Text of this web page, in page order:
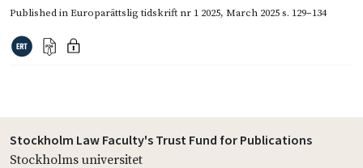
Published inEuroparättslig tidskrift nr 1 2025, March 2025s. 129–134
Stockholm Law Faculty's Trust Fund for Publications
Stockholms universitet